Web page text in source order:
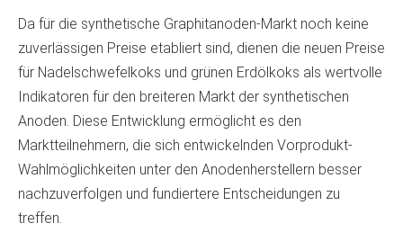
Da für die synthetische Graphitanoden-Markt noch keine
zuverlässigen Preise etabliert sind, dienen die neuen Preise
für Nadelschwefelkoks und grünen Erdölkoks als wertvolle
Indikatoren für den breiteren Markt der synthetischen
Anoden. Diese Entwicklung ermöglicht es den
Marktteilnehmern, die sich entwickelnden Vorprodukt-
Wahlmöglichkeiten unter den Anodenherstellern besser
nachzuverfolgen und fundiertere Entscheidungen zu
treffen.